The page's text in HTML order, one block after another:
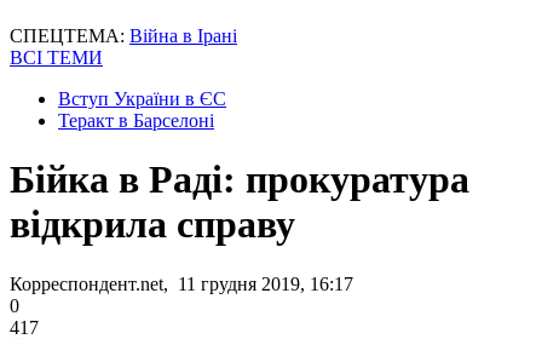
СПЕЦТЕМА: Війна в Ірані
ВСІ ТЕМИ
Вступ України в ЄС
Теракт в Барселоні
Бійка в Раді: прокуратура
відкрила справу
Корреспондент.net, 11 грудня 2019, 16:17
0
417